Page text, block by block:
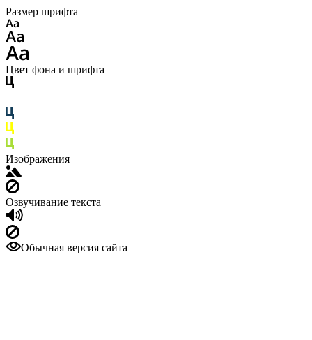
Размер шрифта
Цвет фона и шрифта
Изображения
Озвучивание текста
Обычная версия сайта